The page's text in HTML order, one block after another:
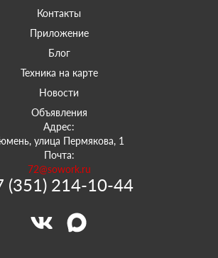
Контакты
Приложение
Блог
Техника на карте
Новости
Объявления
Адрес:
улица Пермякова, 1
Почта:
72@sowork.ru
(351) 214-10-44